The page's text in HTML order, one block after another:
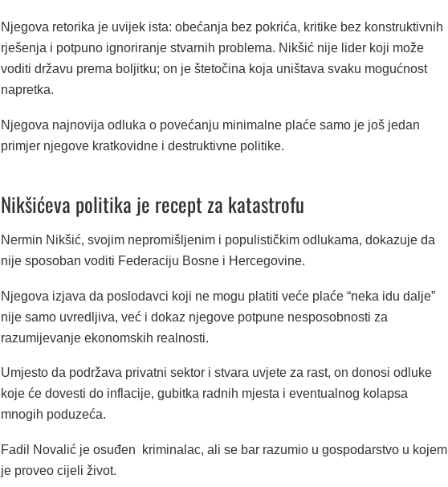
Njegova retorika je uvijek ista: obećanja bez pokrića, kritike bez konstruktivnih
rješenja i potpuno ignoriranje stvarnih problema. Nikšić nije lider koji može
voditi državu prema boljitku; on je štetočina koja uništava svaku mogućnost
napretka.
Njegova najnovija odluka o povećanju minimalne plaće samo je još jedan
primjer njegove kratkovidne i destruktivne politike.
Nikšićeva politika je recept za katastrofu
Nermin Nikšić, svojim nepromišljenim i populističkim odlukama, dokazuje da
nije sposoban voditi Federaciju Bosne i Hercegovine.
Njegova izjava da poslodavci koji ne mogu platiti veće plaće “neka idu dalje”
nije samo uvredljiva, već i dokaz njegove potpune nesposobnosti za
razumijevanje ekonomskih realnosti.
Umjesto da podržava privatni sektor i stvara uvjete za rast, on donosi odluke
koje će dovesti do inflacije, gubitka radnih mjesta i eventualnog kolapsa
mnogih poduzeća.
Fadil Novalić je osuđen kriminalac, ali se bar razumio u gospodarstvo u kojem
je proveo cijeli život.